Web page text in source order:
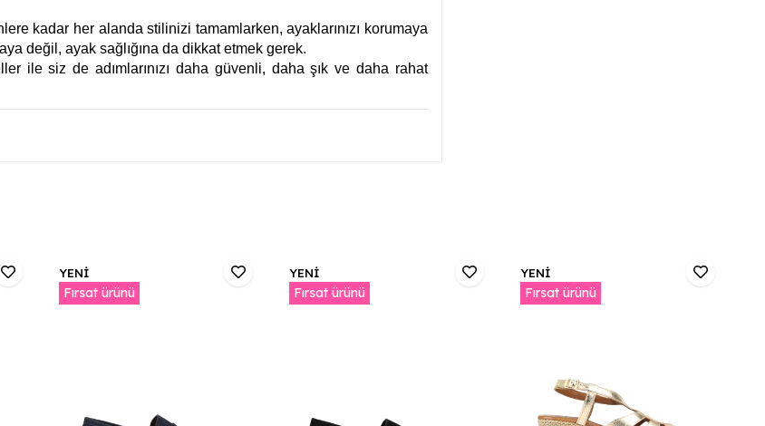
kadar her alanda stilinizi tamamlarken, ayaklarınızı korumaya
değil, ayak sağlığına da dikkat etmek gerek.
ile siz de adımlarınızı daha güvenli, daha şık ve daha rahat
YENİ
Fırsat ürünü
YENİ
Fırsat ürünü
YENİ
Fırsat ürünü